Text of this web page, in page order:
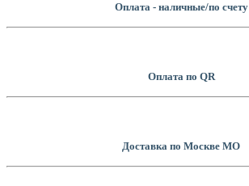
Оплата - наличные/по счету
Оплатa по QR
Доставка по Москве МО